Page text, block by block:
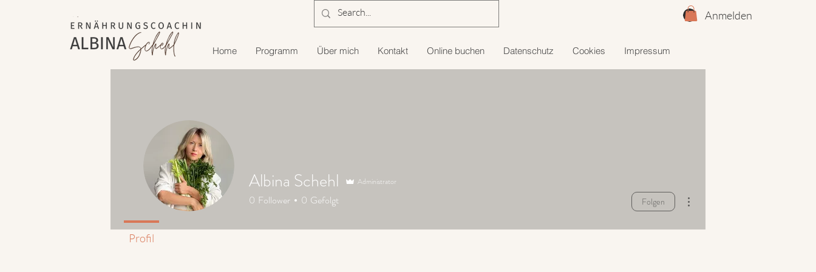
Anmelden
Home Programm Über mich Kontakt Online buchen Datenschutz Cookies Impressum
Albina Schehl Administrator
0 Follower 0 Gefolgt Folgen
Profil